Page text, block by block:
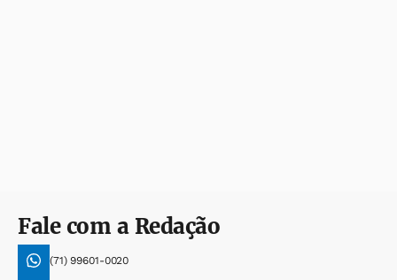
Fale com a Redação
(71) 99601-0020